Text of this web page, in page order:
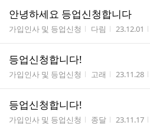
안녕하세요 등업신청합니다
게시판명
가입인사 및 등업신청 작성자
다림 작성시간
23.12.01
등업신청합니다!
게시판명
가입인사 및 등업신청 작성자
고래 작성시간
23.11.28
등업신청합니다!
게시판명
가입인사 및 등업신청 작성자
종달 작성시간
23.11.17